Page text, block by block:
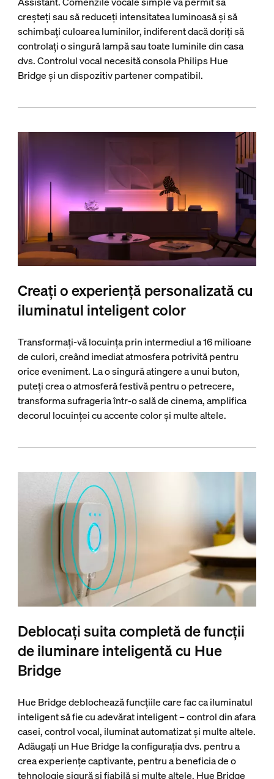
creșteți sau să reduceți intensitatea luminoasă și să
schimbați culoarea luminilor, indiferent dacă doriți să
controlați o singură lampă sau toate luminile din casa
dvs. Controlul vocal necesită consola Philips Hue
Bridge și un dispozitiv partener compatibil.
Creați o experiență personalizată cu
iluminatul inteligent color
Transformați-vă locuința prin intermediul a 16 milioane
de culori, creând imediat atmosfera potrivită pentru
orice eveniment. La o singură atingere a unui buton,
puteți crea o atmosferă festivă pentru o petrecere,
transforma sufrageria într-o sală de cinema, amplifica
decorul locuinței cu accente color și multe altele.
Deblocați suita completă de funcții
de iluminare inteligentă cu Hue
Bridge
Hue Bridge deblochează funcțiile care fac ca iluminatul
inteligent să fie cu adevărat inteligent – control din afara
casei, control vocal, iluminat automatizat și multe altele.
Adăugați un Hue Bridge la configurația dvs. pentru a
crea experiențe captivante, pentru a beneficia de o
tehnologie sigură și fiabilă și multe altele. Hue Bridge